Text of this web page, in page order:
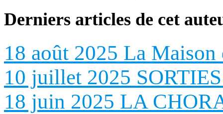
Derniers articles de cet
18 août 2025 La Maison
10 juillet 2025
18 juin 2025 LA